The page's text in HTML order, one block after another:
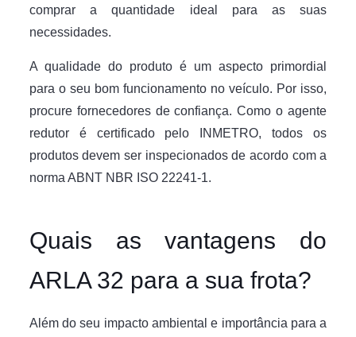
comprar a quantidade ideal para as suas
necessidades.
A qualidade do produto é um aspecto primordial
para o seu bom funcionamento no veículo. Por isso,
procure fornecedores de confiança. Como o agente
redutor é certificado pelo INMETRO, todos os
produtos devem ser inspecionados de acordo com a
norma ABNT NBR ISO 22241-1.
Quais as vantagens do
ARLA 32 para a sua frota?
Além do seu impacto ambiental e importância para a